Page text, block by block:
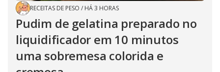
RECEITAS DE PESO / HÁ 3 HORAS
Pudim de gelatina preparado no
liquidificador em 10 minutos
uma sobremesa colorida e